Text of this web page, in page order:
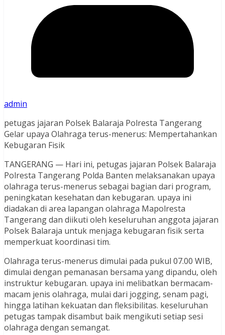
admin
petugas jajaran Polsek Balaraja Polresta Tangerang
Gelar upaya Olahraga terus-menerus: Mempertahankan
Kebugaran Fisik
TANGERANG — Hari ini, petugas jajaran Polsek Balaraja
Polresta Tangerang Polda Banten melaksanakan upaya
olahraga terus-menerus sebagai bagian dari program,
peningkatan kesehatan dan kebugaran. upaya ini
diadakan di area lapangan olahraga Mapolresta
Tangerang dan diikuti oleh keseluruhan anggota jajaran
Polsek Balaraja untuk menjaga kebugaran fisik serta
memperkuat koordinasi tim.
Olahraga terus-menerus dimulai pada pukul 07.00 WIB,
dimulai dengan pemanasan bersama yang dipandu, oleh
instruktur kebugaran. upaya ini melibatkan bermacam-
macam jenis olahraga, mulai dari jogging, senam pagi,
hingga latihan kekuatan dan fleksibilitas. keseluruhan
petugas tampak disambut baik mengikuti setiap sesi
olahraga dengan semangat.